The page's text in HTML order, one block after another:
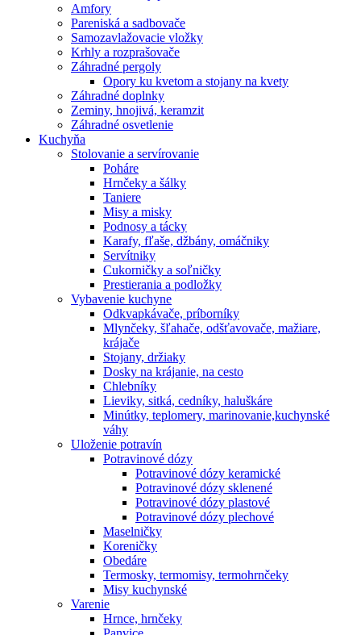
Amfory
Pareniská a sadbovače
Samozavlažovacie vložky
Krhly a rozprašovače
Záhradné pergoly
Opory ku kvetom a stojany na kvety
Záhradné doplnky
Zeminy, hnojivá, keramzit
Záhradné osvetlenie
Kuchyňa
Stolovanie a servírovanie
Poháre
Hrnčeky a šálky
Taniere
Misy a misky
Podnosy a tácky
Karafy, fľaše, džbány, omáčniky
Servítniky
Cukorničky a soľničky
Prestierania a podložky
Vybavenie kuchyne
Odkvapkávače, príborníky
Mlynčeky, šľahače, odšťavovače, mažiare,
krájače
Stojany, držiaky
Dosky na krájanie, na cesto
Chlebníky
Lieviky, sitká, cedníky, haluškáre
Minútky, teplomery, marinovanie,kuchynské
váhy
Uloženie potravín
Potravinové dózy
Potravinové dózy keramické
Potravinové dózy sklenené
Potravinové dózy plastové
Potravinové dózy plechové
Maselničky
Koreničky
Obedáre
Termosky, termomisy, termohrnčeky
Misy kuchynské
Varenie
Hrnce, hrnčeky